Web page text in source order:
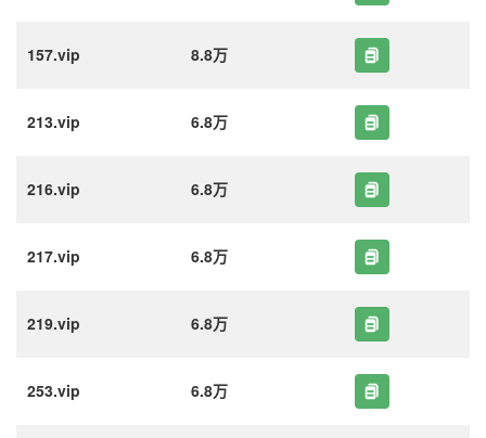
157.vip 8.8万
213.vip 6.8万
216.vip 6.8万
217.vip 6.8万
219.vip 6.8万
253.vip 6.8万